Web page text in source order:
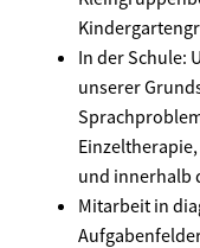
In der Schule:
unserer
und innerhalb
Mitarbeit in